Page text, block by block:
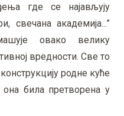
где се најављују
свечана академија...”
овако велику
вредности. Све то
родне куће
била претворена у